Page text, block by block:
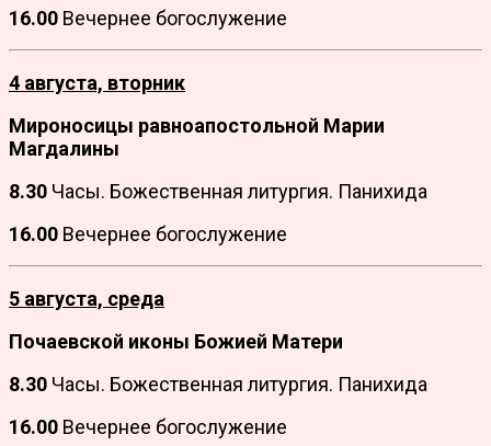
16.00 Вечернее богослужение
4 августа, вторник
Мироносицы равноапостольной Марии
Магдалины
8.30 Часы. Божественная литургия. Панихида
16.00 Вечернее богослужение
5 августа, среда
Почаевской иконы Божией Матери
8.30 Часы. Божественная литургия. Панихида
16.00 Вечернее богослужение